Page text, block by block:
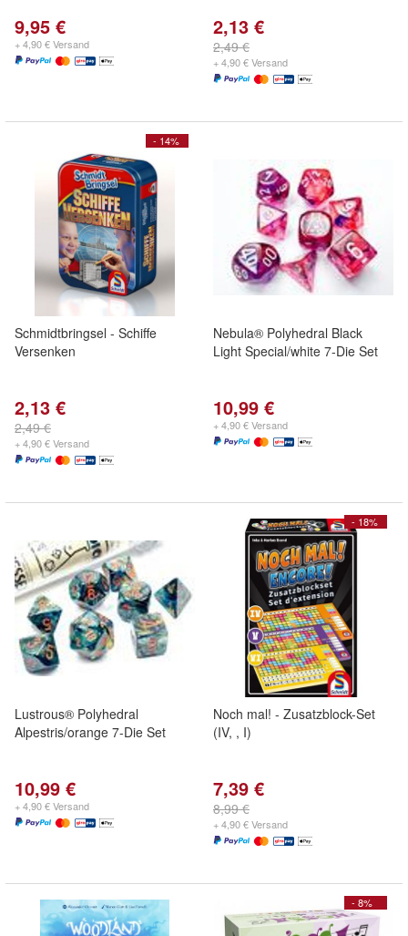
9,95 €
+ 4,90 € Versand
2,13 €
2,49 €
+ 4,90 € Versand
- 14%
Schmidtbringsel - Schiffe
Versenken
2,13 €
2,49 €
+ 4,90 € Versand
Nebula® Polyhedral Black
Light Special/white 7-Die Set
10,99 €
+ 4,90 € Versand
Lustrous® Polyhedral
Alpestris/orange 7-Die Set
10,99 €
+ 4,90 € Versand
- 18%
Noch mal! - Zusatzblock-Set
(IV, , I)
7,39 €
8,99 €
+ 4,90 € Versand
- 8%